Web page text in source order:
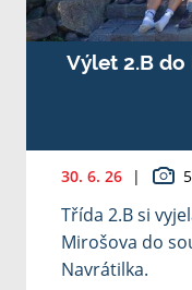
Výlet 2.B do
30. 6. 26 |
Třída 2.B si
Mirošova do
Navrátilka.